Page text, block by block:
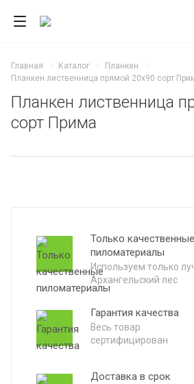
брус
Главная Каталог
Планкен
Планкен лиственница прямой 20х90 сорт
Планкен лиственница
сорт Прима
Только качественные
пиломатериалы
Используем только
Архангельский лес
Гарантия качества
Весь товар
сертифицирован
Доставка в срок